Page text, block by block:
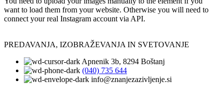
want to load them from your website. Otherwise you will need to
connect your real Instagram account via API.
PREDAVANJA, IZOBRAŽEVANJA IN SVETOVANJE
Apnenik 3b, 8294 Boštanj
(040) 735 644
info@znanjezazivljenje.si